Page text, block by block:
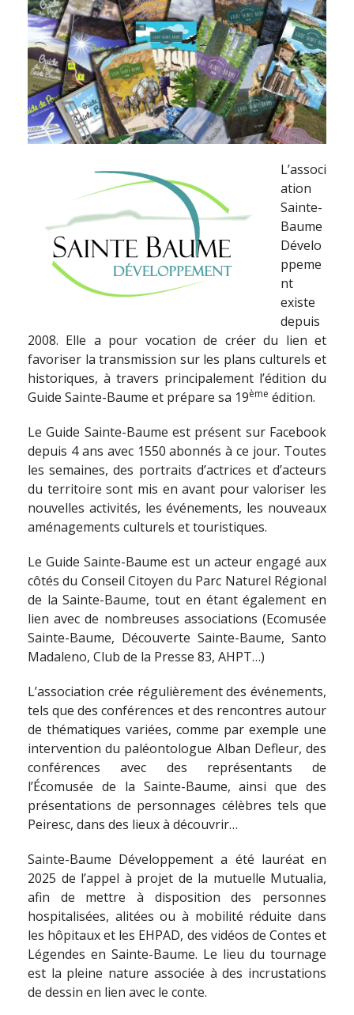
L’associ
ation
Sainte-
Baume
Dévelo
ppeme
nt
existe
depuis
2008. Elle a pour vocation de créer du lien et
favoriser la transmission sur les plans culturels et
historiques, à travers principalement l’édition du
Guide Sainte-Baume et prépare sa 19ème édition.
Le Guide Sainte-Baume est présent sur Facebook
depuis 4 ans avec 1550 abonnés à ce jour. Toutes
les semaines, des portraits d’actrices et d’acteurs
du territoire sont mis en avant pour valoriser les
nouvelles activités, les événements, les nouveaux
aménagements culturels et touristiques.
Le Guide Sainte-Baume est un acteur engagé aux
côtés du Conseil Citoyen du Parc Naturel Régional
de la Sainte-Baume, tout en étant également en
lien avec de nombreuses associations (Ecomusée
Sainte-Baume, Découverte Sainte-Baume, Santo
Madaleno, Club de la Presse 83, AHPT…)
L’association crée régulièrement des événements,
tels que des conférences et des rencontres autour
de thématiques variées, comme par exemple une
intervention du paléontologue Alban Defleur, des
conférences avec des représentants de
l’Écomusée de la Sainte-Baume, ainsi que des
présentations de personnages célèbres tels que
Peiresc, dans des lieux à découvrir…
Sainte-Baume Développement a été lauréat en
2025 de l’appel à projet de la mutuelle Mutualia,
afin de mettre à disposition des personnes
hospitalisées, alitées ou à mobilité réduite dans
les hôpitaux et les EHPAD, des vidéos de Contes et
Légendes en Sainte-Baume. Le lieu du tournage
est la pleine nature associée à des incrustations
de dessin en lien avec le conte.